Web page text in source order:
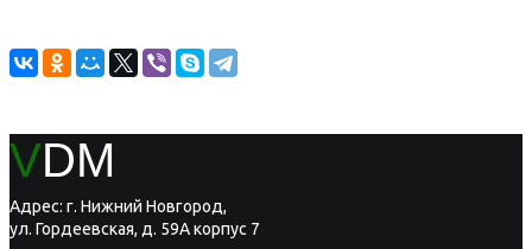
VDM
Адрес: г. Нижний Новгород,
ул. Гордеевская, д. 59А корпус 7